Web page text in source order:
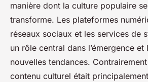
manière dont la culture populaire
transforme. Les plateformes
réseaux sociaux et les services de
un rôle central dans l’émergence et
nouvelles tendances.
contenu culturel était